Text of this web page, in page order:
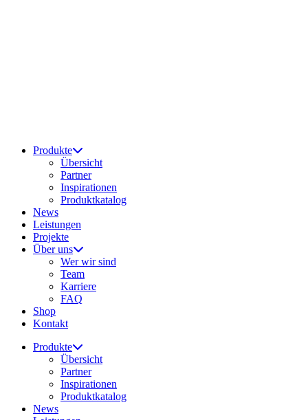
Produkte
Übersicht
Partner
Inspirationen
Produktkatalog
News
Leistungen
Projekte
Über uns
Wer wir sind
Team
Karriere
FAQ
Shop
Kontakt
Produkte
Übersicht
Partner
Inspirationen
Produktkatalog
News